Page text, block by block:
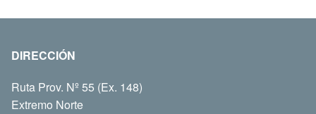
DIRECCIÓN
Ruta Prov. Nº 55 (Ex. 148)
Extremo Norte